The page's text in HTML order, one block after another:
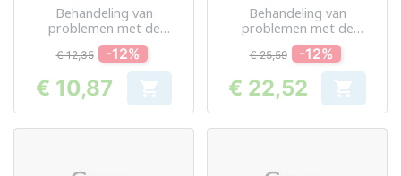
Behandeling van
problemen met de
bloedsomloop en
aambeien
€ 12,35 -12%
Prijs
€ 10,87 
Behandeling van
problemen met de
bloedsomloop en
aambeien
€ 25,59 -12%
Prijs
€ 22,52 